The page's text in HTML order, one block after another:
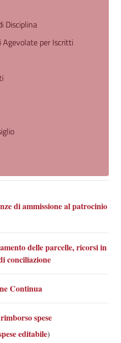
Disciplina
Agevolate per Iscritti
di ammissione al patrocinio
delle parcelle, ricorsi in
conciliazione
Continua
spese
editabile)